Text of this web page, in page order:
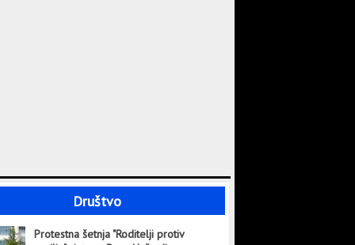
Društvo
Protestna šetnja "Roditelji protiv